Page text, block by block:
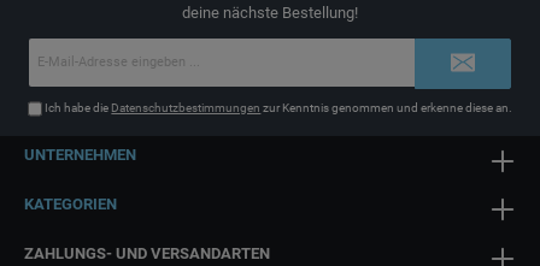
deine nächste Bestellung!
Ich habe die Datenschutzbestimmungen zur Kenntnis genommen und erkenne diese an.
UNTERNEHMEN
KATEGORIEN
ZAHLUNGS- UND VERSANDARTEN